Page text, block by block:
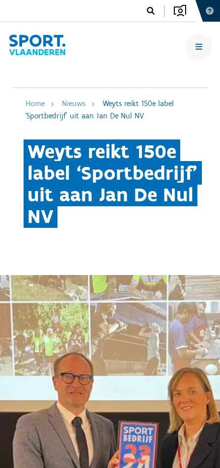
Home Nieuws
Weyts reikt 150e label
‘Sportbedrijf’ uit aan Jan De Nul NV
Weyts reikt 150e
label ‘Sportbedrijf’
uit aan Jan De Nul
NV